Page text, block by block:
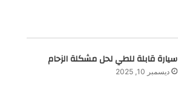
سيارة قابلة للطي لحل مشكلة الزحام
ديسمبر 10, 2025